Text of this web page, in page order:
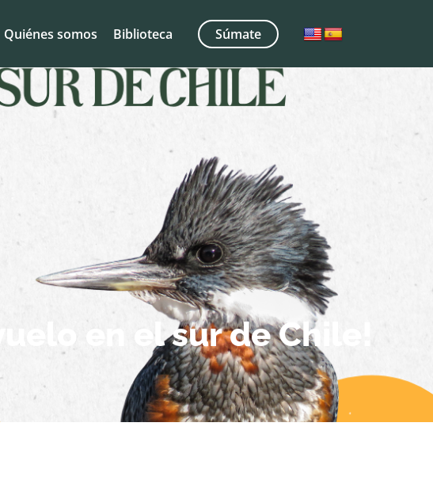
Quiénes somos Biblioteca Súmate
en el sur de Chile!